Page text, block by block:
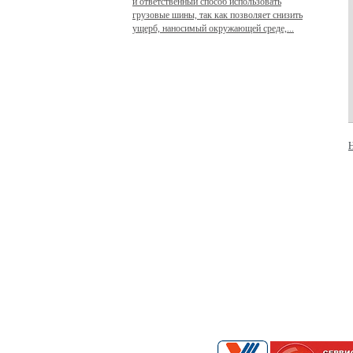
грузовые шины, так как позволяет снизить
ущерб, наносимый окружающей среде,...